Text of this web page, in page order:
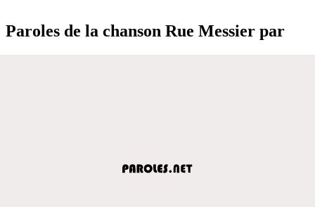
Paroles de la chanson Rue Messier par